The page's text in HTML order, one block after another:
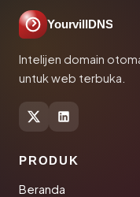
YourvillDNS
Intelijen domain
untuk web terbuka.
PRODUK
Beranda